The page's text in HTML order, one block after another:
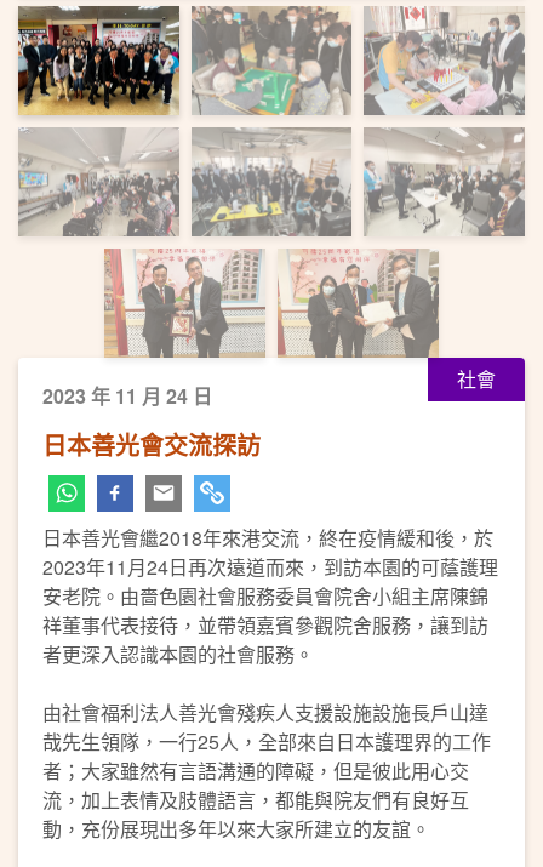
社會
2023 年 11 月 24 日
日本善光會交流探訪
日本善光會繼2018年來港交流，終在疫情緩和後，於
2023年11月24日再次遠道而來，到訪本園的可蔭護理
安老院。由嗇色園社會服務委員會院舍小組主席陳錦
祥董事代表接待，並帶領嘉賓參觀院舍服務，讓到訪
者更深入認識本園的社會服務。
由社會福利法人善光會殘疾人支援設施設施長戶山達
哉先生領隊，一行25人，全部來自日本護理界的工作
者；大家雖然有言語溝通的障礙，但是彼此用心交
流，加上表情及肢體語言，都能與院友們有良好互
動，充份展現出多年以來大家所建立的友誼。